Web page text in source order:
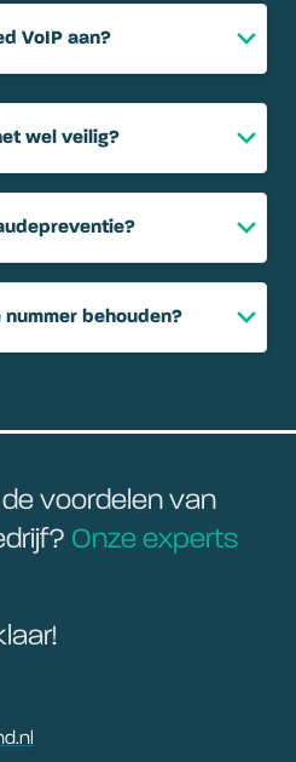
VoIP aan?
wel veilig?
behouden?
voordelen van
Onze experts